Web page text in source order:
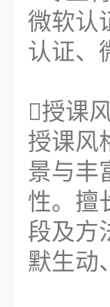
微软认
认证、
授课
授课风
景与丰
性。擅
段及方
默生动